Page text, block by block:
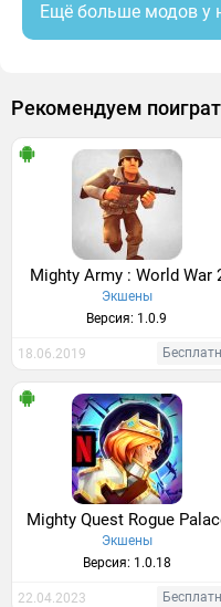
Ещё больше модов у
Рекомендуем
Mighty Army : World War
Экшены
Версия: 1.0.9
18.06.2019
Mighty Quest Rogue
Экшены
Версия: 1.0.18
22.04.2023